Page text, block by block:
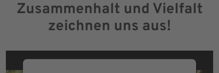
Zusammenhalt und Vielfalt
zeichnen uns aus!